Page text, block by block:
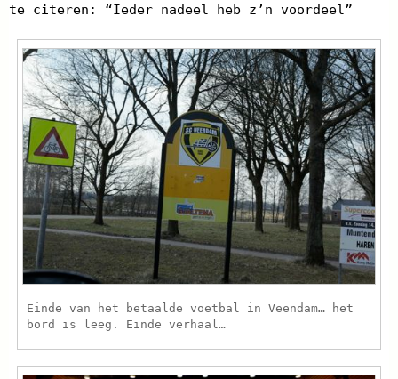
te citeren: “Ieder nadeel heb z’n voordeel”
Einde van het betaalde voetbal in Veendam… het
bord is leeg. Einde verhaal…